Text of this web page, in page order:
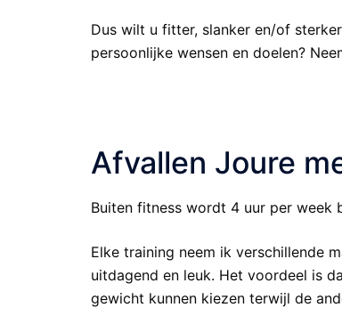
Dus wilt u fitter, slanker en/of
persoonlijke wensen en doelen?
Afvallen Joure
Buiten fitness wordt 4 uur per week
Elke training neem ik verschillende
uitdagend en leuk. Het voordeel is
gewicht kunnen kiezen terwijl de